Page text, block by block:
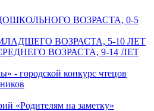
ВОЗРАСТА, 0-5
ВОЗРАСТА, 5-10 ЛЕТ
ВОЗРАСТА, 9-14 ЛЕТ
- городской конкурс чтецов
«Родителям на заметку»